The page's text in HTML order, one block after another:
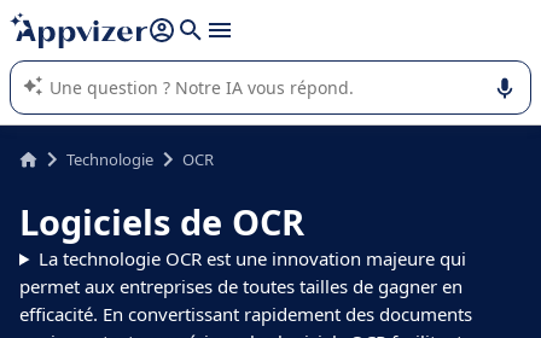
répondre (plusieurs lignes avec
L'IA de Appvizer vous guide dans l'utilisation ou la sélection de
logiciel SaaS en entreprise.
Technologie OCR
Logiciels de OCR
La technologie OCR est une innovation majeure qui
permet aux entreprises de toutes tailles de gagner en
efficacité. En convertissant rapidement des documents